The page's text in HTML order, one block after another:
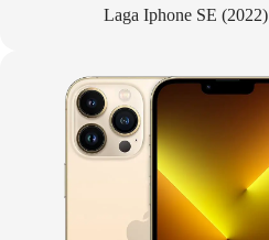
Laga Iphone SE (2022)